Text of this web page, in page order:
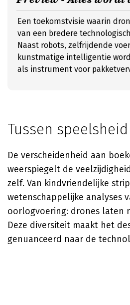
Een toekomstvisie waarin
van een bredere
Naast robots, zelfrijdende
kunstmatige intelligentie
als instrument voor
Tussen
De verscheidenheid aan
weerspiegelt de
zelf. Van kindvriendelijke
wetenschappelijke analyses
oorlogvoering: drones laten
Deze diversiteit maakt het
genuanceerd naar de